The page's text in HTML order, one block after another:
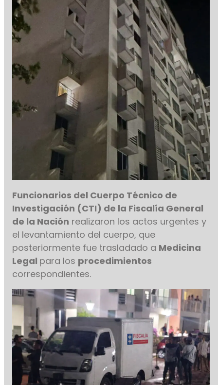
Funcionarios del Cuerpo Técnico de
Investigación (CTI) de la Fiscalía General
de la Nación realizaron los actos urgentes y
el levantamiento del cuerpo, que
posteriormente fue trasladado a Medicina
Legal para los procedimientos
correspondientes.